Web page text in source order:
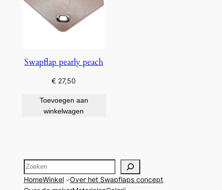
Swapflap pearly peach
€ 27,50
Toevoegen aan
winkelwagen
Zoeken
HomeWinkel
Over het Swapflaps concept